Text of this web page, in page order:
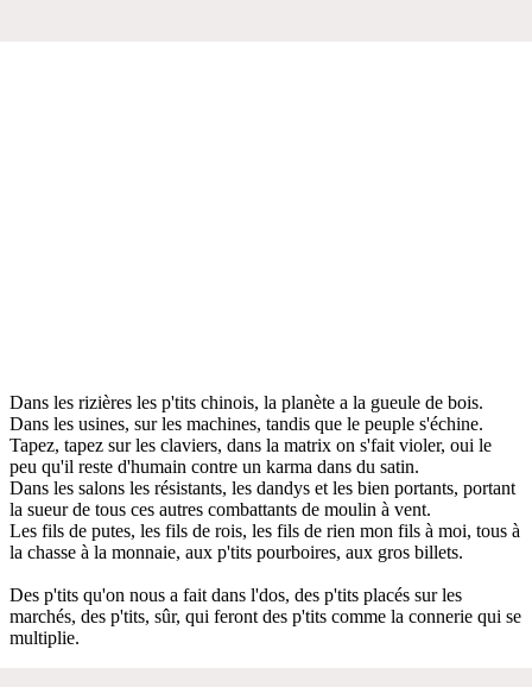
Dans les rizières les p'tits chinois, la planète a la gueule de bois.
Dans les usines, sur les machines, tandis que le peuple s'échine.
Tapez, tapez sur les claviers, dans la matrix on s'fait violer, oui le
peu qu'il reste d'humain contre un karma dans du satin.
Dans les salons les résistants, les dandys et les bien portants, portant
la sueur de tous ces autres combattants de moulin à vent.
Les fils de putes, les fils de rois, les fils de rien mon fils à moi, tous à
la chasse à la monnaie, aux p'tits pourboires, aux gros billets.
Des p'tits qu'on nous a fait dans l'dos, des p'tits placés sur les
marchés, des p'tits, sûr, qui feront des p'tits comme la connerie qui se
multiplie.